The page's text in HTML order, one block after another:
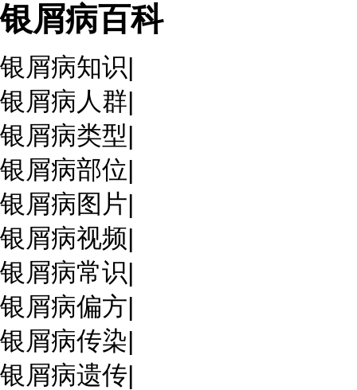
银屑病百科
银屑病知识|
银屑病人群|
银屑病类型|
银屑病部位|
银屑病图片|
银屑病视频|
银屑病常识|
银屑病偏方|
银屑病传染|
银屑病遗传|